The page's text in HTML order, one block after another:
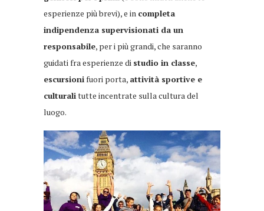
esperienze più brevi), e in completa
indipendenza supervisionati da un
responsabile, per i più grandi, che saranno
guidati fra esperienze di studio in classe,
escursionifuori porta, attività sportive e
culturalitutte incentrate sulla cultura del
luogo.